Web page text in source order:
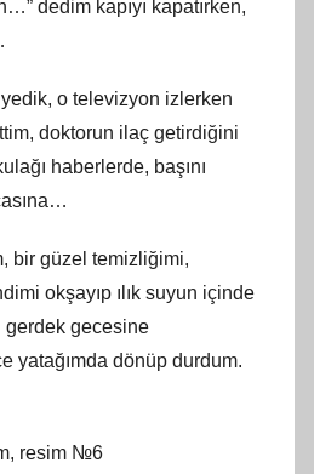
dedim kapıyı kapatırken,
o televizyon izlerken
doktorun ilaç getirdiğini
haberlerde, başını
bir güzel temizliğimi,
okşayıp ılık suyun içinde
gerdek gecesine
yatağımda dönüp durdum.
resim №6